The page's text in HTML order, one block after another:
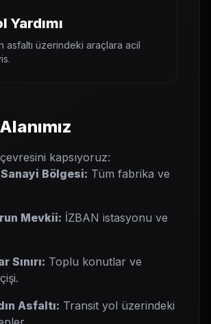
Yardımı
asfaltı üzerindeki araçlara acil
çevresini kapsıyoruz:
Sanayi Bölgesi: Tüm fabrika ve
Mevkii: İZBAN istasyonu ve
Sınırı: Toplu konutlar ve
Asfaltı: Transit yol üzerindeki